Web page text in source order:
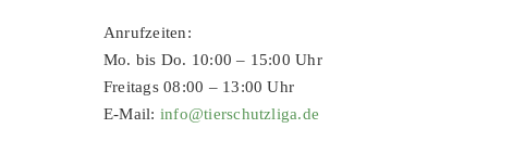
Anrufzeiten:
Mo. bis Do. 10:00 – 15:00 Uhr
Freitags 08:00 – 13:00 Uhr
E-Mail: info@tierschutzliga.de